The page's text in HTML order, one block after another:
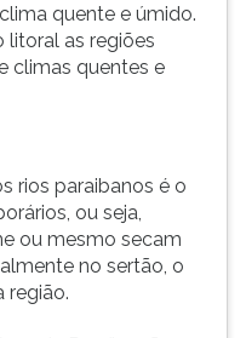
quente e úmido.
litoral as regiões
climas quentes e
rios paraibanos é o
ou seja,
ou mesmo secam
no sertão, o
região.